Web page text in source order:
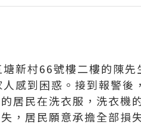
新村66號樓二樓的陳
感到困惑。接到報警後
居民在洗衣服，洗衣機
，居民願意承擔全部損